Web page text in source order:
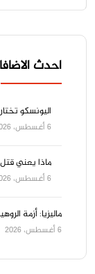
احدث
اليونسكو
6 أغسطس، 2026
ماذا يعني
6 أغسطس، 2026
ماليزيا: أزمة
6 أغسطس، 2026